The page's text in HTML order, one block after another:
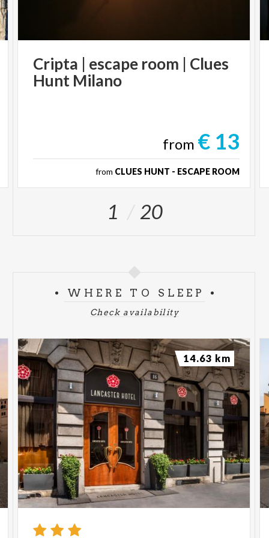
Giovedì 4 settembre
cura di Amerigo Concept Store
NOTTE BIANCA -Piazza Indipendenza
Dj set - DJ Dariock [80's - 90's]
Giovedì 11 settembre
Centro Storico
BOOGIE WOOGIE -Piazza Roma
A cura di Il Moderno
APERICENA DANZANTE -Via Mantegazza
Giovedì 25 settembre
CONCERTO TRIBUTO PINGUINI TATTICI
NUCLEARI -Piazza Roma (RINVIATO A DATA DA
DESTINARSI)
"BAILACONMIGO" -
Cripta | escape room | Clues
Hunt Milano
from € 13
from CLUES HUNT - ESCAPE ROOM
1 20
WHERE TO SLEEP
Check availability
14.63 km